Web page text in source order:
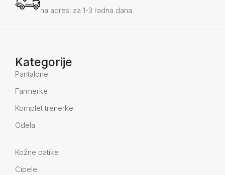
na adresi za 1-3 radna dana
Kategorije
Pantalone
Farmerke
Komplet trenerke
Odela
Kožne patike
Cipele